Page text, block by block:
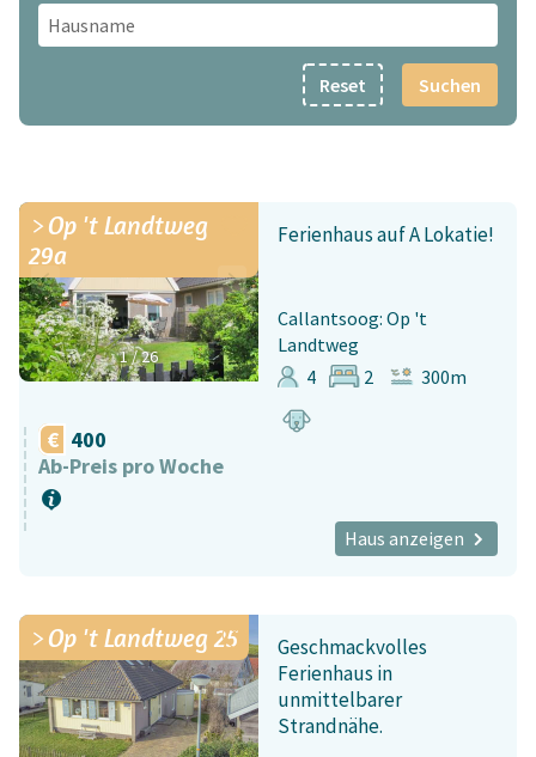
Suchen
Reset
1/26
Op 't Landtweg
29a
Ferienhaus auf A Lokatie!
Callantsoog: Op 't
Landtweg
4
2 300m
400
Ab-Preis pro Woche
Haus anzeigen
Op 't Landtweg 25
Geschmackvolles
Ferienhaus in
unmittelbarer
Strandnähe.